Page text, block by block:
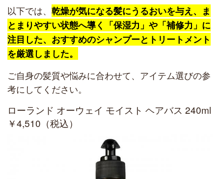
以下では、 乾燥が気になる髪にうるおいを与え、ま
とまりやすい状態へ導く「保湿力」や「補修力」に
注目した、おすすめのシャンプーとトリートメント
を厳選しました。
ご自身の髪質や悩みに合わせて、アイテム選びの参
考にしてください。
ローランド オーウェイ モイスト ヘアバス 240ml
￥4,510（税込）